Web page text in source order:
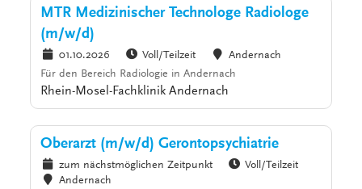
MTR Medizinischer Technologe Radiologe
(m/w/d)
01.10.2026 Voll/Teilzeit
Andernach
Für den Bereich Radiologie in Andernach
Rhein-Mosel-Fachklinik Andernach
Oberarzt (m/w/d) Gerontopsychiatrie
zum nächstmöglichen Zeitpunkt
Voll/Teilzeit
Andernach